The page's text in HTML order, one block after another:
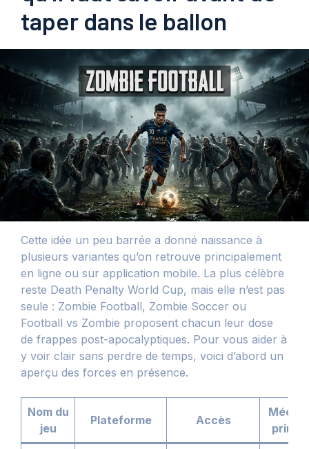
taper dans le ballon
Cette idée un peu barrée a donné naissance à
plusieurs variantes qu’on retrouve principalement
en ligne ou sur application mobile. La plus célèbre
reste Death Penalty World Cup, mais elle n’est pas
seule : Zombie Football, Zombie Soccer ou
Football vs Zombie proposent chacun leur dose
de frappes post-apocalyptiques. Pour vous aider à
y voir clair sans perdre de temps, voici d’abord un
aperçu des forces en présence.
Nom du
jeu
Plateforme Accès